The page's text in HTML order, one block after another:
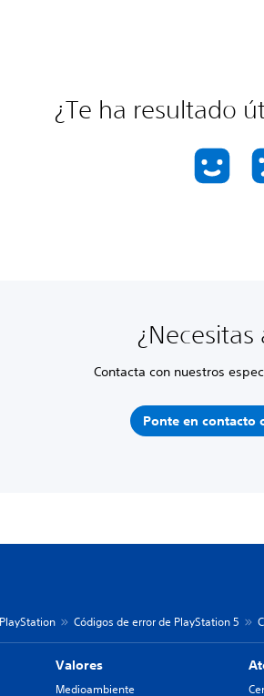
¿Te ha resultado
¿Necesitas
Contacta con nuestros
Ponte en contacto
Códigos de error de PlayStation 5
Valores
Medioambiente